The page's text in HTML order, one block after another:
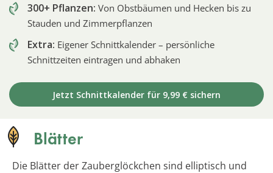
300+ Pflanzen: Von Obstbäumen und Hecken bis zu
Stauden und Zimmerpflanzen
Extra: Eigener Schnittkalender – persönliche
Schnittzeiten eintragen und abhaken
Jetzt Schnittkalender für 9,99 € sichern
Blätter
Die Blätter der Zauberglöckchen sind elliptisch und